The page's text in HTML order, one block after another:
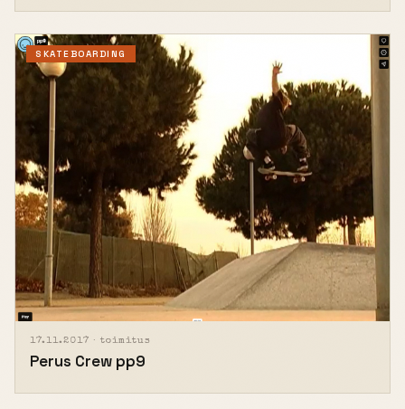
SKATEBOARDING
17.11.2017 · toimitus
Perus Crew pp9